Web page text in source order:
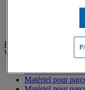
Jeux rotatifs,
Parcours sportif
Voir tous les produits
Matériel pour